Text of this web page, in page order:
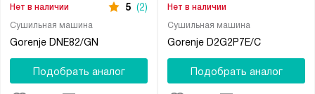
Сушильная машина
Gorenje DNE82/GN
Нет в наличии 5 (2)
Подобрать аналог
Сушильная машина
Gorenje D2G2P7E/C
Нет в наличии
Подобрать аналог